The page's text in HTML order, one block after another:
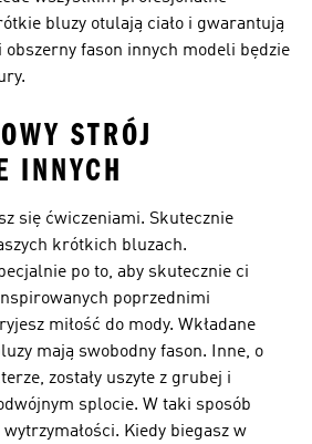
bluzy otulają ciało i gwarantują
obszerny fason innych modeli będzie
STRÓJ
INNYCH
się ćwiczeniami. Skutecznie
krótkich bluzach.
po to, aby skutecznie ci
poprzednimi
miłość do mody. Wkładane
mają swobodny fason. Inne, o
zostały uszyte z grubej i
splocie. W taki sposób
Kiedy biegasz w